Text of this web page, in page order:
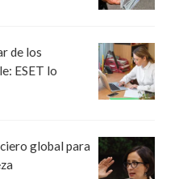
de los
ESET lo
global para